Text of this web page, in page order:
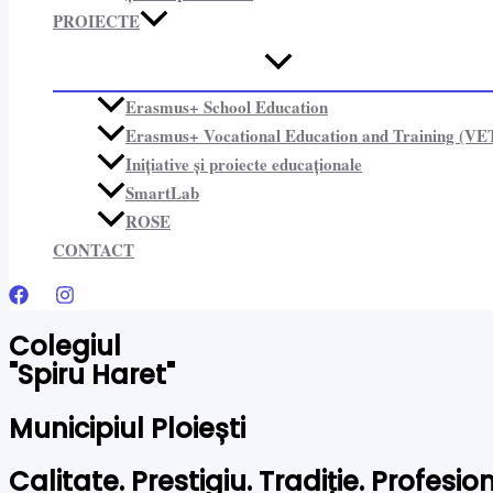
PROIECTE​
Erasmus+ School Education
Erasmus+ Vocational Education and Training
Inițiative și proiecte educaționale​
SmartLab
ROSE
CONTACT
Colegiul
"Spiru Haret"
Municipiul Ploiești
Calitate. Prestigiu. Tradiție.